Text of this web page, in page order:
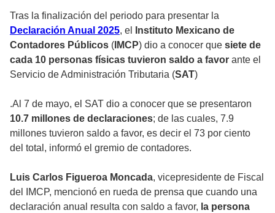
Tras la finalización del periodo para presentar la
Declaración Anual 2025, el
Instituto Mexicano de
Contadores Públicos ( IMCP) dio a conocer que siete de
cada 10 personas físicas tuvieron saldo a favor ante el
Servicio de Administración Tributaria (SAT)
.Al 7 de mayo, el SAT dio a conocer que se presentaron
10.7 millones de declaraciones; de las cuales, 7.9
millones tuvieron saldo a favor, es decir el 73 por ciento
del total, informó el gremio de contadores.
Luis Carlos Figueroa Moncada, vicepresidente de Fiscal
del IMCP, mencionó en rueda de prensa que cuando una
declaración anual resulta con saldo a favor, la persona